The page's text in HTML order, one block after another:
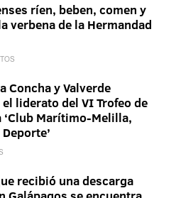
ríen, beben, comen y
verbena de la Hermandad
Concha y Valverde
liderato del VI Trofeo de
‘Club Marítimo-Melilla,
recibió una descarga